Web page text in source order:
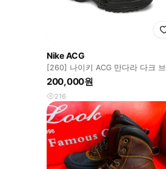
Nike ACG
[260] 나이키 ACG 만다라 다크
운
200,000원
216